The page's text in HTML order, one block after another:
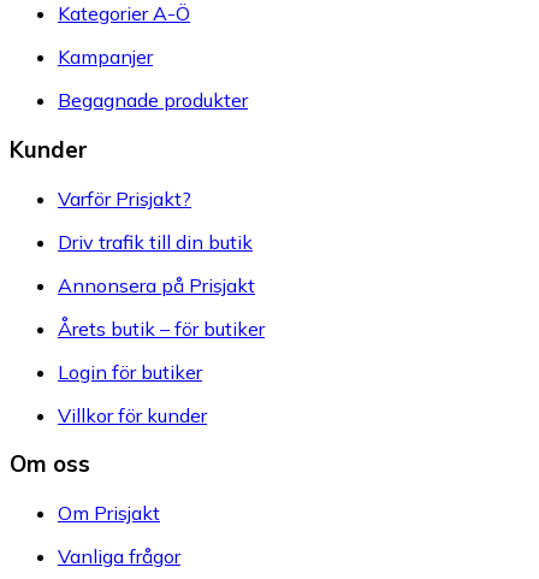
Kategorier A-Ö
Kampanjer
Begagnade produkter
Kunder
Varför Prisjakt?
Driv trafik till din butik
Annonsera på Prisjakt
Årets butik – för butiker
Login för butiker
Villkor för kunder
Om oss
Om Prisjakt
Vanliga frågor